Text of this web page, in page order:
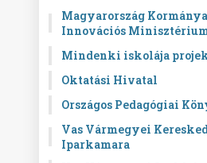
Magyarország
Innovációs
Mindenki iskolája
Oktatási Hivatal
Országos Pedagógiai
Vas Vármegyei
Iparkamara